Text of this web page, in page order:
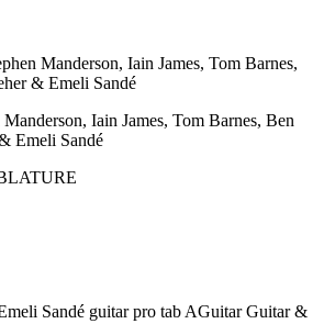
Manderson, Iain James, Tom Barnes,
& Emeli Sandé
Manderson, Iain James, Tom Barnes, Ben
Emeli Sandé